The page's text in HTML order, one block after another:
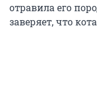
отравила его
заверяет, что